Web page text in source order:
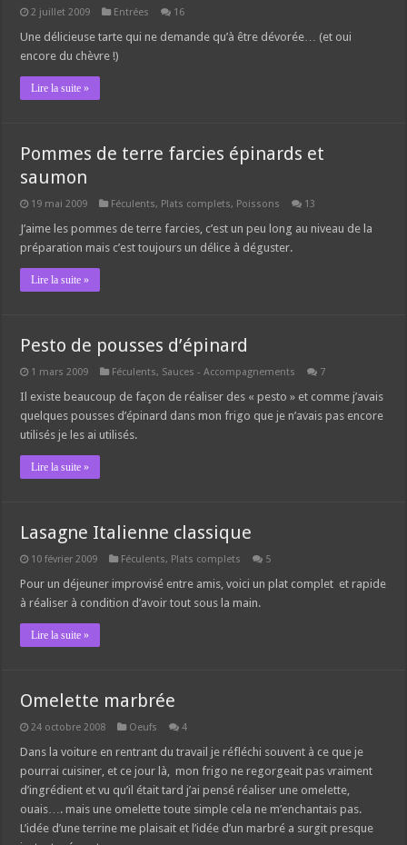
2 juillet 2009 Entrées 16
Une délicieuse tarte qui ne demande qu’à être dévorée… (et oui
encore du chèvre !)
Lire la suite »
Pommes de terre farcies épinards et
saumon
19 mai 2009 Féculents, Plats complets, Poissons 13
J’aime les pommes de terre farcies, c’est un peu long au niveau de la
préparation mais c’est toujours un délice à déguster.
Lire la suite »
Pesto de pousses d’épinard
1 mars 2009 Féculents, Sauces - Accompagnements 7
Il existe beaucoup de façon de réaliser des « pesto » et comme j’avais
quelques pousses d’épinard dans mon frigo que je n’avais pas encore
utilisés je les ai utilisés.
Lire la suite »
Lasagne Italienne classique
10 février 2009 Féculents, Plats complets 5
Pour un déjeuner improvisé entre amis, voici un plat complet et rapide
à réaliser à condition d’avoir tout sous la main.
Lire la suite »
Omelette marbrée
24 octobre 2008 Oeufs 4
Dans la voiture en rentrant du travail je réfléchi souvent à ce que je
pourrai cuisiner, et ce jour là, mon frigo ne regorgeait pas vraiment
d’ingrédient et vu qu’il était tard j’ai pensé réaliser une omelette,
ouais…. mais une omelette toute simple cela ne m’enchantais pas.
L’idée d’une terrine me plaisait et l’idée d’un marbré a surgit presque